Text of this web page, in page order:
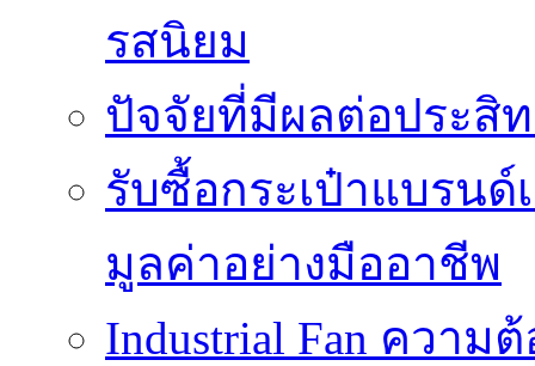
รสนิยม
ปัจจัยที่มีผลต่อประสิ
รับซื้อกระเป๋าแบรนด์
มูลค่าอย่างมืออาชีพ
Industrial Fan ควา